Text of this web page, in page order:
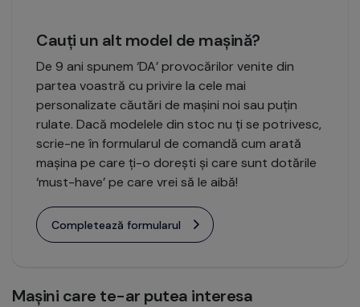
Cauți un alt model de mașină?
De 9 ani spunem ‘DA’ provocărilor venite din
partea voastră cu privire la cele mai
personalizate căutări de mașini noi sau puțin
rulate. Dacă modelele din stoc nu ți se potrivesc,
scrie-ne în formularul de comandă cum arată
mașina pe care ți-o dorești și care sunt dotările
‘must-have’ pe care vrei să le aibă!
Completează formularul
Mașini care te-ar putea interesa